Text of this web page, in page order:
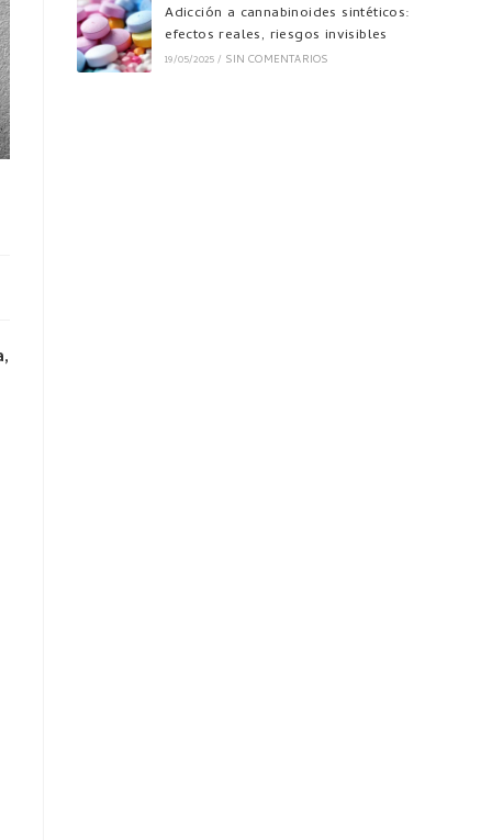
Adicción a cannabinoides sintéticos:
efectos reales, riesgos invisibles
19/05/2025 / SIN COMENTARIOS